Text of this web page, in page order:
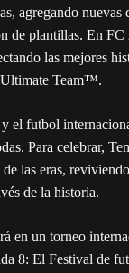
agregando nuevas
de plantillas. En FC
las mejores
Team™.
el futbol
Para celebrar,
las eras,
de la historia.
en un torneo
8: El Festival de